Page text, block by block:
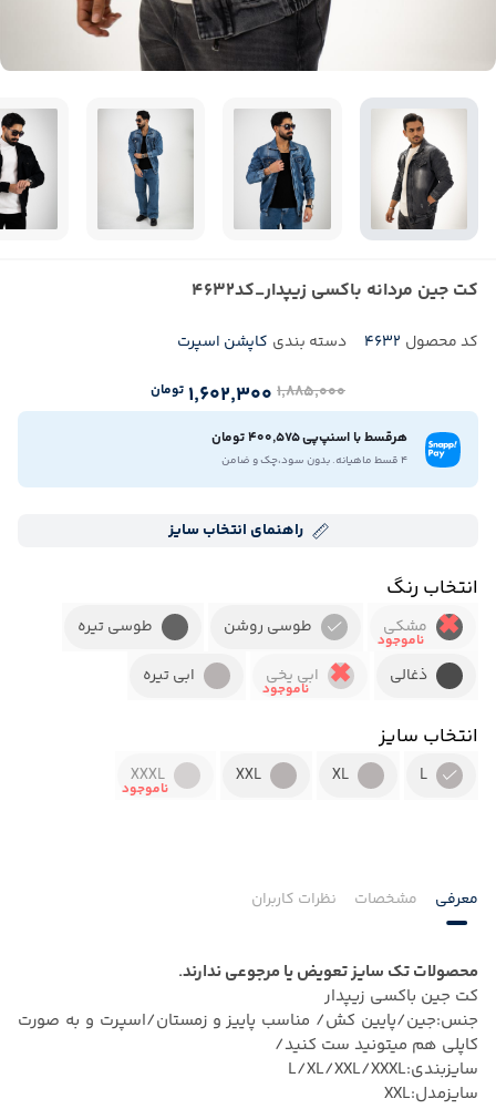
کت جین مردانه باکسی زیپدار_کد4632
کد محصول 4632 دسته بندی کاپشن اسپرت
۱٬۸۸۵٬۰۰۰ ۱٬۶۰۲٬۳۰۰ تومان
هرقسط با اسنپ‌پی 400,575 تومان
4 قسط ماهیانه. بدون سود،چک و ضامن
راهنمای انتخاب سایز
انتخاب رنگ
مشکی طوسی روشن
طوسی تیره
ذغالی
ابی یخی ابی تیره
انتخاب سایز
L
XL
XXL
XXXL
معرفی مشخصات نظرات کاربران
محصولات تک سایز تعویض یا مرجوعی ندارند.
کت جین باکسی زیپدار
جنس:جین/پایین کش/ مناسب پاییز و زمستان/اسپرت و به صورت
کاپلی هم میتونید ست کنید/
سایزبندی:L/XL/XXL/XXXL
سایزمدل:XXL